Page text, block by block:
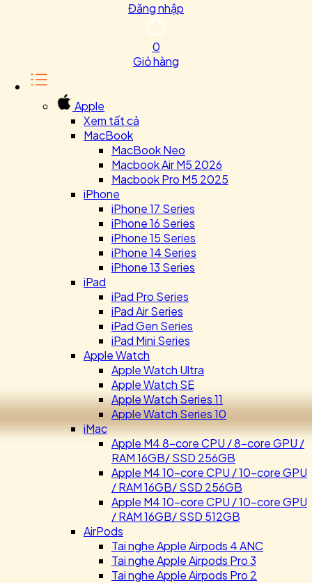
Đăng nhập
0
Giỏ hàng
Apple
Xem tất cả
MacBook
MacBook Neo
Macbook Air M5 2026
Macbook Pro M5 2025
iPhone
iPhone 17 Series
iPhone 16 Series
iPhone 15 Series
iPhone 14 Series
iPhone 13 Series
iPad
iPad Pro Series
iPad Air Series
iPad Gen Series
iPad Mini Series
Apple Watch
Apple Watch Ultra
Apple Watch SE
Apple Watch Series 11
Apple Watch Series 10
iMac
Apple M4 8-core CPU / 8-core GPU /
RAM 16GB/ SSD 256GB
Apple M4 10-core CPU / 10-core GPU
/ RAM 16GB/ SSD 256GB
Apple M4 10-core CPU / 10-core GPU
/ RAM 16GB/ SSD 512GB
AirPods
Tai nghe Apple Airpods 4 ANC
Tai nghe Apple Airpods Pro 3
Tai nghe Apple Airpods Pro 2